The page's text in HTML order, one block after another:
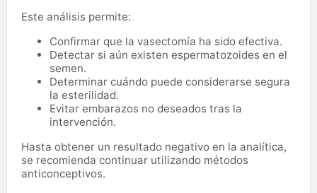
Este análisis permite:
Confirmar que la vasectomía ha sido efectiva.
Detectar si aún existen espermatozoides en el
semen.
Determinar cuándo puede considerarse segura
la esterilidad.
Evitar embarazos no deseados tras la
intervención.
Hasta obtener un resultado negativo en la analítica,
se recomienda continuar utilizando métodos
anticonceptivos.